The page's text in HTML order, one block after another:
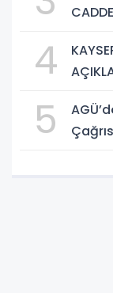
4
5